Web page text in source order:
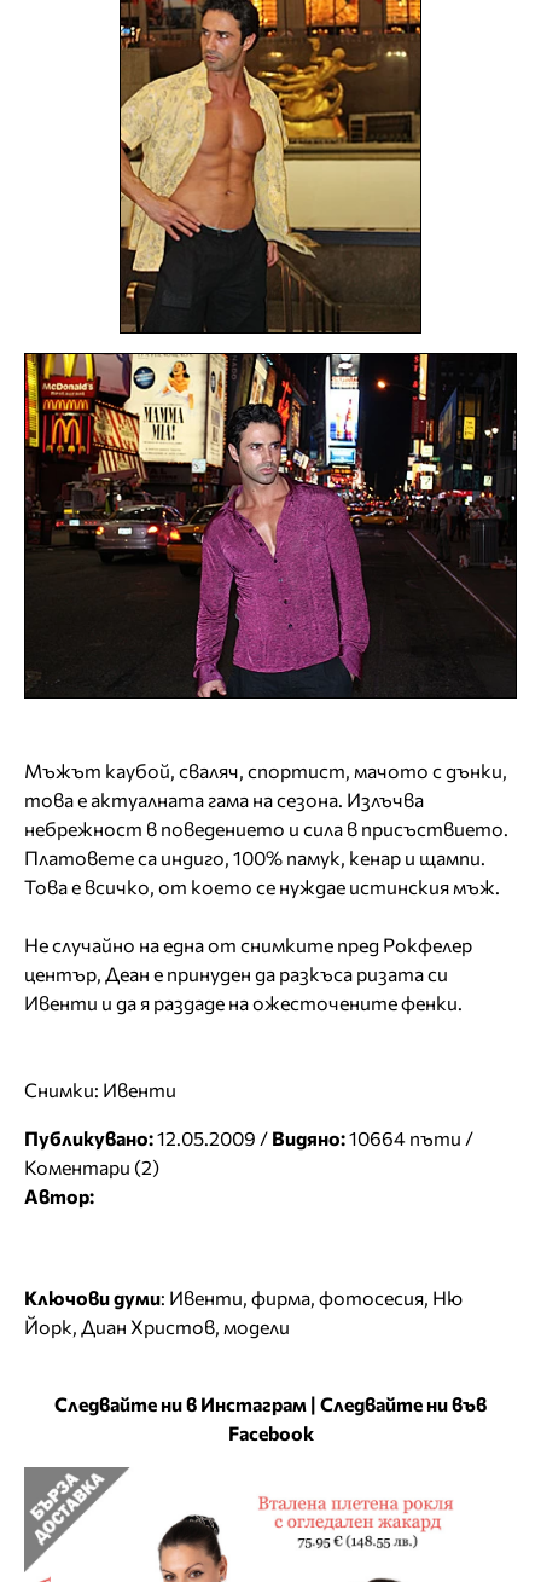
Мъжът каубой, сваляч, спортист, мачото с дънки,
това е актуалната гама на сезона. Излъчва
небрежност в поведението и сила в присъствието.
Платовете са индиго, 100% памук, кенар и щампи.
Това е всичко, от което се нуждае истинския мъж.
Не случайно на една от снимките пред Рокфелер
център, Деан е принуден да разкъса ризата си
Ивенти и да я раздаде на ожесточените фенки.
Снимки: Ивенти
Публикувано:12.05.2009 / Видяно:10664 пъти /
Коментари (2)
Автор:
Ключови думи: Ивенти, фирма, фотосесия, Ню
Йорк, Диан Христов, модели
Следвайте ни в Инстаграм | Следвайте ни във
Facebook